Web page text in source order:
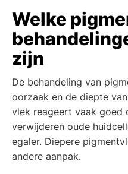
Welke
zijn
De behandeling van
oorzaak en de diepte
vlek reageert vaak goed
verwijderen oude
egaler. Diepere
andere aanpak.